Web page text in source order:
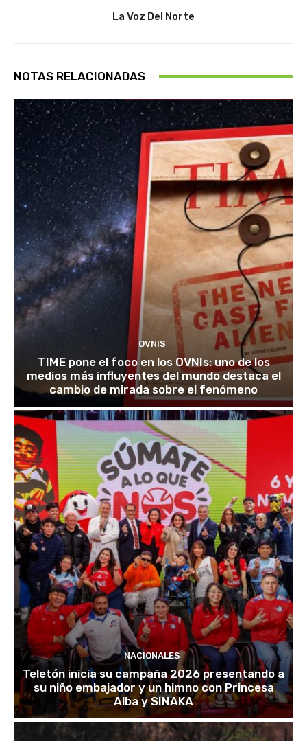
La Voz Del Norte
NOTAS RELACIONADAS
OVNIS
TIME pone el foco en los OVNIs: uno de los
medios más influyentes del mundo destaca el
cambio de mirada sobre el fenómeno
NACIONALES
Teletón inicia su campaña 2026 presentando a
su niño embajador y un himno con Princesa
Alba y SINAKA